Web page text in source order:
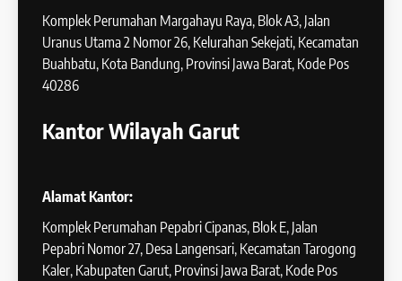
Komplek Perumahan Margahayu Raya, Blok A3, Jalan
Uranus Utama 2 Nomor 26, Kelurahan Sekejati, Kecamatan
Buahbatu, Kota Bandung, Provinsi Jawa Barat, Kode Pos
40286
Kantor Wilayah Garut
Alamat Kantor:
Komplek Perumahan Pepabri Cipanas, Blok E, Jalan
Pepabri Nomor 27, Desa Langensari, Kecamatan Tarogong
Kaler, Kabupaten Garut, Provinsi Jawa Barat, Kode Pos